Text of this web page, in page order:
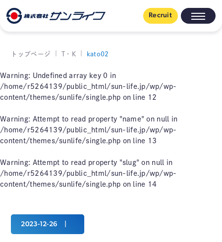
Recruit
トップページ T・K kato02
Warning: Undefined array key 0 in
/home/r5264139/public_html/sun-life.jp/wp/wp-
content/themes/sunlife/single.php on line 12
Warning: Attempt to read property "name" on null in
/home/r5264139/public_html/sun-life.jp/wp/wp-
content/themes/sunlife/single.php on line 13
Warning: Attempt to read property "slug" on null in
/home/r5264139/public_html/sun-life.jp/wp/wp-
content/themes/sunlife/single.php on line 14
2023-12-26